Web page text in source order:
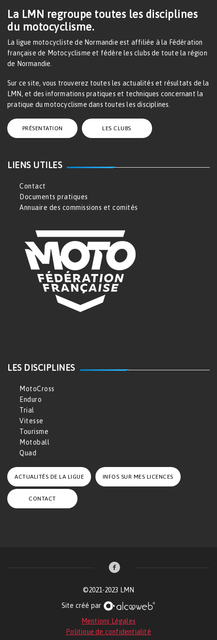
La LMN regroupe toutes les disciplines
du motocyclisme.
La ligue motocycliste de Normandie est affiliée à la Fédération
française de Motocyclisme et fédère les clubs de toute la région
de Normandie.
Sur ce site, vous trouverez toutes les actualités et résultats de la
LMN, et des informations pratiques et techniques concernant la
pratique du motocyclisme dans toutes les disciplines.
PRÉSENTATION LES CLUBS
LIENS UTILES
Contact
Documents pratiques
Annuaire des commissions et comités
LES DISCIPLINES
MotoCross
Enduro
Trial
Vitesse
Tourisme
Motoball
Quad
ACTUALITÉS DE LA LIGUE INFOS SUR MES LICENCES
CONTACT
©2021-2023 LMN
Site créé par
Mentions Légales
Politique de confidentialité